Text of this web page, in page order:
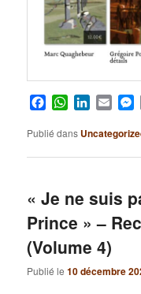
Facebook
WhatsApp
LinkedIn
Publié dans
« Je ne suis
Prince » –
(Volume 4)
Publié le10 décembre